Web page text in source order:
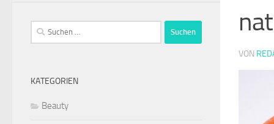
VON
Suchen
nach:
KATEGORIEN
Beauty